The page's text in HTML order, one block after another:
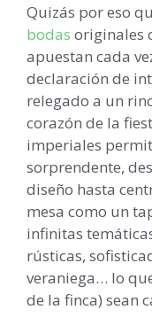
Quizás por eso
bodas originales
apuestan cada
declaración de
relegado a un
corazón de la
imperiales
sorprendente,
diseño hasta
mesa como un
infinitas
rústicas,
veraniega… lo
de la finca) sean